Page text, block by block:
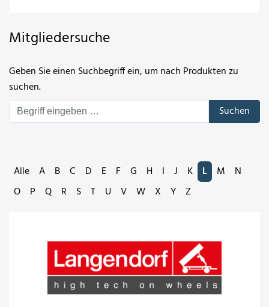
Mitgliedersuche
Geben Sie einen Suchbegriff ein, um nach Produkten zu
suchen.
Suchen
Alle A B C D E F G H I J K L M
N
O
P Q R S T U V W X Y Z